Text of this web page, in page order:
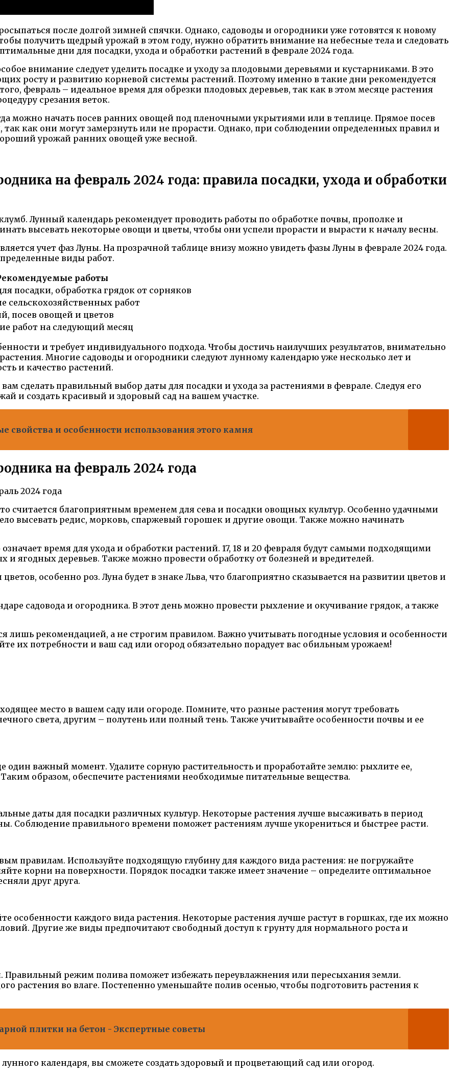
после долгой зимней спячки. Однако, садоводы и огородники уже готовятся к новому
получить щедрый урожай в этом году, нужно обратить внимание на небесные тела и следовать
дни для посадки, ухода и обработки растений в феврале 2024 года.
внимание следует уделить посадке и уходу за плодовыми деревьями и кустарниками. В это
росту и развитию корневой системы растений. Поэтому именно в такие дни рекомендуется
февраль – идеальное время для обрезки плодовых деревьев, так как в этом месяце растения
срезания веток.
можно начать посев ранних овощей под пленочными укрытиями или в теплице. Прямое посев
как они могут замерзнуть или не прорасти. Однако, при соблюдении определенных правил и
урожай ранних овощей уже весной.
на февраль 2024 года: правила посадки, ухода и обработки
Лунный календарь рекомендует проводить работы по обработке почвы, прополке и
высевать некоторые овощи и цветы, чтобы они успели прорасти и вырасти к началу весны.
учет фаз Луны. На прозрачной таблице внизу можно увидеть фазы Луны в феврале 2024 года.
виды работ.
работы
посадки, обработка грядок от сорняков
сельскохозяйственных работ
посев овощей и цветов
работ на следующий месяц
и требует индивидуального подхода. Чтобы достичь наилучших результатов, внимательно
Многие садоводы и огородники следуют лунному календарю уже несколько лет и
и качество растений.
сделать правильный выбор даты для посадки и ухода за растениями в феврале. Следуя его
и создать красивый и здоровый сад на вашем участке.
свойства и особенности использования этого камня
на февраль 2024 года
считается благоприятным временем для сева и посадки овощных культур. Особенно удачными
высевать редис, морковь, спаржевый горошек и другие овощи. Также можно начинать
время для ухода и обработки растений. 17, 18 и 20 февраля будут самыми подходящими
ягодных деревьев. Также можно провести обработку от болезней и вредителей.
особенно роз. Луна будет в знаке Льва, что благоприятно сказывается на развитии цветов и
садовода и огородника. В этот день можно провести рыхление и окучивание грядок, а также
лишь рекомендацией, а не строгим правилом. Важно учитывать погодные условия и особенности
их потребности и ваш сад или огород обязательно порадует вас обильным урожаем!
место в вашем саду или огороде. Помните, что разные растения могут требовать
света, другим – полутень или полный тень. Также учитывайте особенности почвы и ее
один важный момент. Удалите сорную растительность и проработайте землю: рыхлите ее,
образом, обеспечите растениями необходимые питательные вещества.
даты для посадки различных культур. Некоторые растения лучше высаживать в период
Соблюдение правильного времени поможет растениям лучше укорениться и быстрее расти.
правилам. Используйте подходящую глубину для каждого вида растения: не погружайте
корни на поверхности. Порядок посадки также имеет значение – определите оптимальное
друг друга.
особенности каждого вида растения. Некоторые растения лучше растут в горшках, где их можно
Другие же виды предпочитают свободный доступ к грунту для нормального роста и
Правильный режим полива поможет избежать переувлажнения или пересыхания земли.
растения во влаге. Постепенно уменьшайте полив осенью, чтобы подготовить растения к
плитки на бетон - Экспертные советы
календаря, вы сможете создать здоровый и процветающий сад или огород.